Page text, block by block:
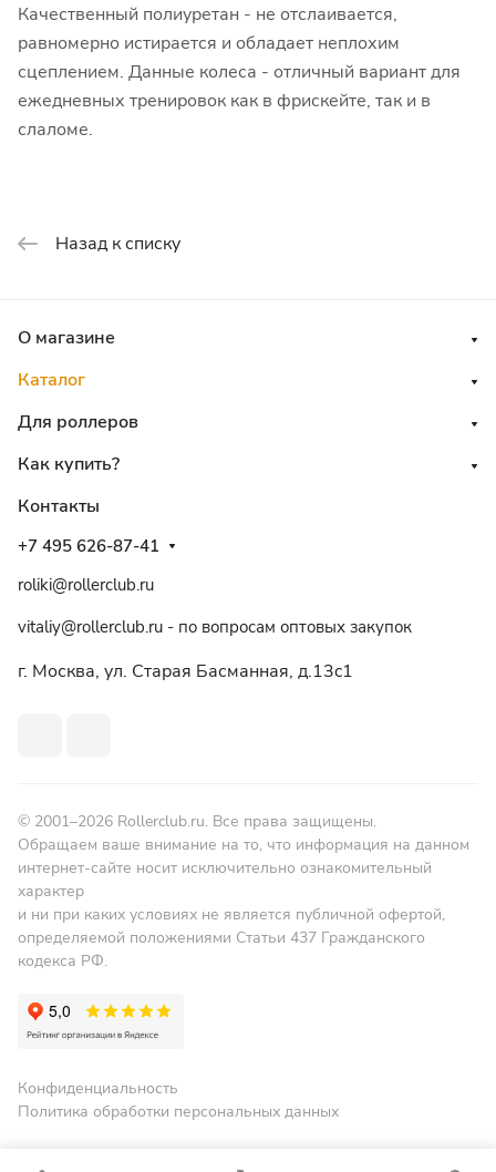
Качественный полиуретан - не отслаивается,
равномерно истирается и обладает неплохим
сцеплением. Данные колеса - отличный вариант для
ежедневных тренировок как в фрискейте, так и в
слаломе.
Назад к списку
О магазине
Каталог
Для роллеров
Как купить?
Контакты
+7 495 626-87-41
roliki@rollerclub.ru
vitaliy@rollerclub.ru - по вопросам оптовых закупок
г. Москва, ул. Старая Басманная, д.13c1
© 2001–2026 Rollerclub.ru. Все права защищены.
Обращаем ваше внимание на то, что информация на данном
интернет-сайте носит исключительно ознакомительный
характер
и ни при каких условиях не является публичной офертой,
определяемой положениями Статьи 437 Гражданского
кодекса РФ.
Конфиденциальность
Политика обработки персональных данных